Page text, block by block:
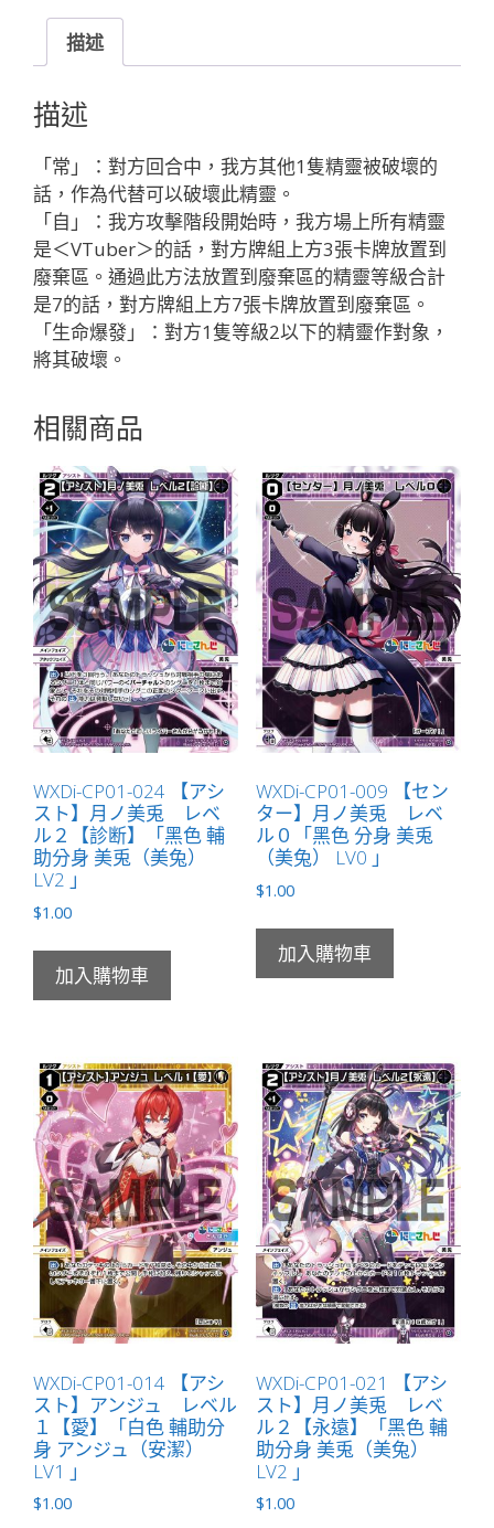
ド
４
３
４
レ
イ
ン・
パ
タ
ー
ソ
ン
「黑
精
SR
奏
械：
バ
ー
チ
ャ
ル
（虛
擬）
LV3
有
LB」
數
量
描述
描述
「常」：對方回合中，我方其他1隻精靈被破壞的
話，作為代替可以破壞此精靈。
「自」：我方攻擊階段開始時，我方場上所有精靈
是＜VTuber＞的話，對方牌組上方3張卡牌放置到
廢棄區。通過此方法放置到廢棄區的精靈等級合計
是7的話，對方牌組上方7張卡牌放置到廢棄區。
「生命爆發」：對方1隻等級2以下的精靈作對象，
將其破壞。
相關商品
WXDi-CP01-024 【アシ
スト】月ノ美兎 レベ
ル２【診断】「黑色 輔
助分身 美兎（美兔）
LV2 」
$1.00
加入購物車
WXDi-CP01-009 【セン
ター】月ノ美兎 レベ
ル０「黑色 分身 美兎
（美兔） LV0 」
$1.00
加入購物車
WXDi-CP01-014 【アシ
スト】アンジュ レベル
１【愛】「白色 輔助分
身 アンジュ（安潔）
LV1 」
$1.00
WXDi-CP01-021 【アシ
スト】月ノ美兎 レベ
ル２【永遠】「黑色 輔
助分身 美兎（美兔）
LV2 」
$1.00